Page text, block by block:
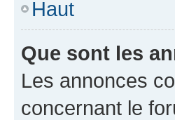
Haut
Que sont les
Les annonces
concernant le